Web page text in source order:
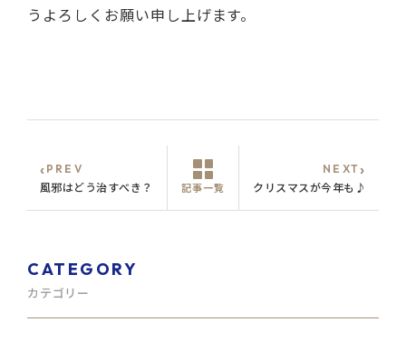
うよろしくお願い申し上げます。
‹ PREV
風邪はどう治すべき？ 記事一覧
NEXT›
クリスマスが今年も♪
CATEGORY
カテゴリー